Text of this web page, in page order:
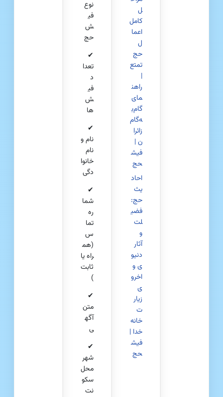
ل
کامل
اعما
ل
حج
تمتع
|
راهن
مای
گام‌ب
ه‌گام
زائرا
ن |
فیش
حج
احاد
یث
حج:
فضی
لت
و
آثار
دنیو
ی و
اخرو
ی
زیار
ت
خانه
خدا |
فیش
حج
نوع
فی
ش
حج
✔
تعدا
د
فی
ش‌
ها
✔
نام و
نام
خانوا
دگی
✔
شما
ره
تما
س
(هم
راه یا
ثابت
)
✔
متن
آگه
ی
✔
شهر
محل
سکو
نت